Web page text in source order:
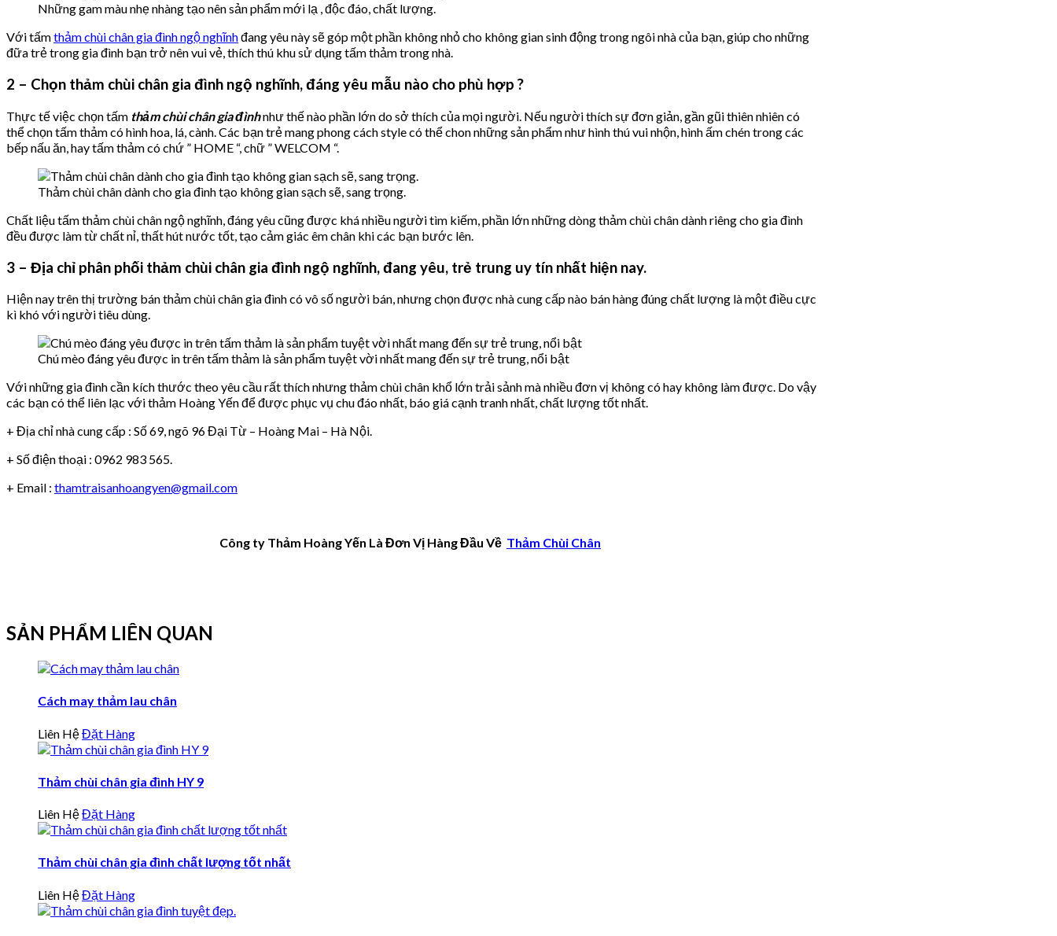
Những gam màu nhẹ nhàng tạo nên sản phẩm mới lạ , độc đáo, chất lượng.
Với tấmthảm chùi chân gia đình ngộ nghĩnhđang yêu này sẽ góp một phần không nhỏ cho không gian sinh động trong ngôi nhà của bạn, giúp cho những
đữa trẻ trong gia đình bạn trở nên vui vẻ, thích thú khu sử dụng tấm thảm trong nhà.
2 – Chọn thảm chùi chân gia đình ngộ nghĩnh, đáng yêu mẫu nào cho phù hợp ?
Thực tế việc chọn tấm thảm chùi chân gia đìnhnhư thế nào phần lớn do sở thích của mọi người. Nếu người thích sự đơn giản, gần gũi thiên nhiên có
thể chọn tấm thảm có hình hoa, lá, cành. Các bạn trẻ mang phong cách style có thể chon những sản phẩm như hình thú vui nhộn, hình ấm chén trong các
bếp nấu ăn, hay tấm thảm có chứ ” HOME “, chữ ” WELCOM “.
Thảm chùi chân dành cho gia đình tạo không gian sạch sẽ, sang trọng.
Chất liệu tấm thảm chùi chân ngộ nghĩnh, đáng yêu cũng được khá nhiều người tìm kiếm, phần lớn những dòng thảm chùi chân dành riêng cho gia đình
đều được làm từ chất nỉ, thất hút nước tốt, tạo cảm giác êm chân khi các bạn bước lên.
3 – Địa chỉ phân phối thảm chùi chân gia đình ngộ nghĩnh, đang yêu, trẻ trung uy tín nhất hiện nay.
Hiện nay trên thị trường bán thảm chùi chân gia đình có vô số người bán, nhưng chọn được nhà cung cấp nào bán hàng đúng chất lượng là một điều cực
kì khó với người tiêu dùng.
Chú mèo đáng yêu được in trên tấm thảm là sản phẩm tuyệt vời nhất mang đến sự trẻ trung, nổi bật
Với những gia đình cần kích thước theo yêu cầu rất thích nhưng thảm chùi chân khổ lớn trải sảnh mà nhiều đơn vị không có hay không làm được. Do vậy
các bạn có thể liên lạc với thảm Hoàng Yến để được phục vụ chu đáo nhất, báo giá cạnh tranh nhất, chất lượng tốt nhất.
+ Địa chỉ nhà cung cấp : Số 69, ngõ 96 Đại Từ – Hoàng Mai – Hà Nội.
+ Số điện thoại : 0962 983 565.
+ Email : thamtraisanhoangyen@gmail.com
Công ty Thảm Hoàng Yến Là Đơn Vị Hàng Đầu Về Thảm Chùi Chân
SẢN PHẨM LIÊN QUAN
Cách may thảm lau chân
Liên HệĐặt Hàng
Thảm chùi chân gia đình HY 9
Liên HệĐặt Hàng
Thảm chùi chân gia đình chất lượng tốt nhất
Liên HệĐặt Hàng